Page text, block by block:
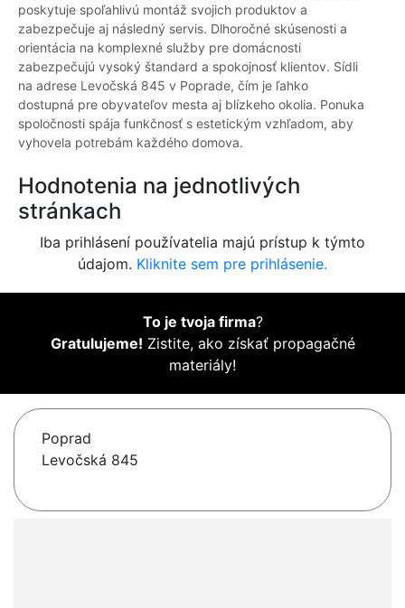
poskytuje spoľahlivú montáž svojich produktov a
zabezpečuje aj následný servis. Dlhoročné skúsenosti a
orientácia na komplexné služby pre domácnosti
zabezpečujú vysoký štandard a spokojnosť klientov. Sídli
na adrese Levočská 845 v Poprade, čím je ľahko
dostupná pre obyvateľov mesta aj blízkeho okolia. Ponuka
spoločnosti spája funkčnosť s estetickým vzhľadom, aby
vyhovela potrebám každého domova.
Hodnotenia na jednotlivých
stránkach
Iba prihlásení používatelia majú prístup k týmto
údajom. Kliknite sem pre prihlásenie.
To je tvoja firma?
Gratulujeme! Zistite, ako získať propagačné
materiály!
Poprad
Levočská 845